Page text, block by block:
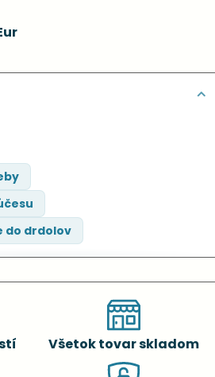
do drdolov
Všetok tovar skladom